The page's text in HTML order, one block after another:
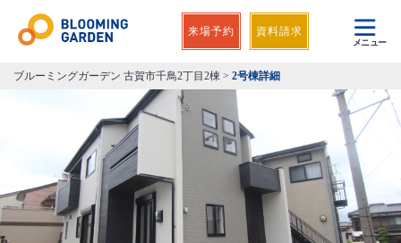
来場予約 資料請求
メニュー
ブルーミングガーデン 古賀市千鳥2丁目2棟 > 2号棟詳細